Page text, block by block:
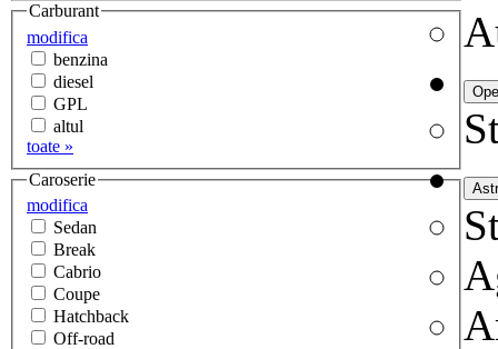
modifica
Carburant
benzina
diesel
GPL
altul
toate »
modifica
Caroserie
Sedan
Break
Cabrio
Coupe
Hatchback
Off-road